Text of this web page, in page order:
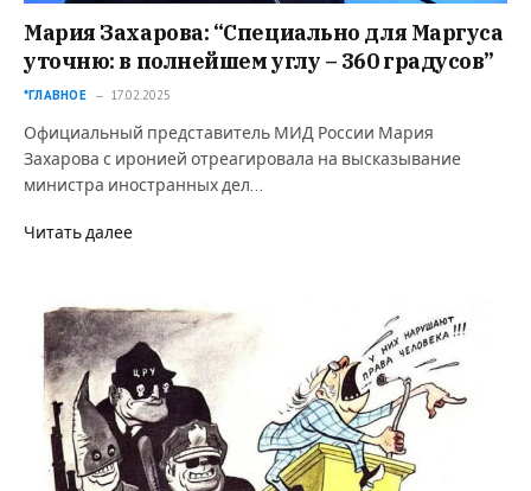
Мария Захарова: “Специально для Маргуса
уточню: в полнейшем углу – 360 градусов”
*ГЛАВНОЕ 17.02.2025
Официальный представитель МИД России Мария
Захарова с иронией отреагировала на высказывание
министра иностранных дел…
Читать далее